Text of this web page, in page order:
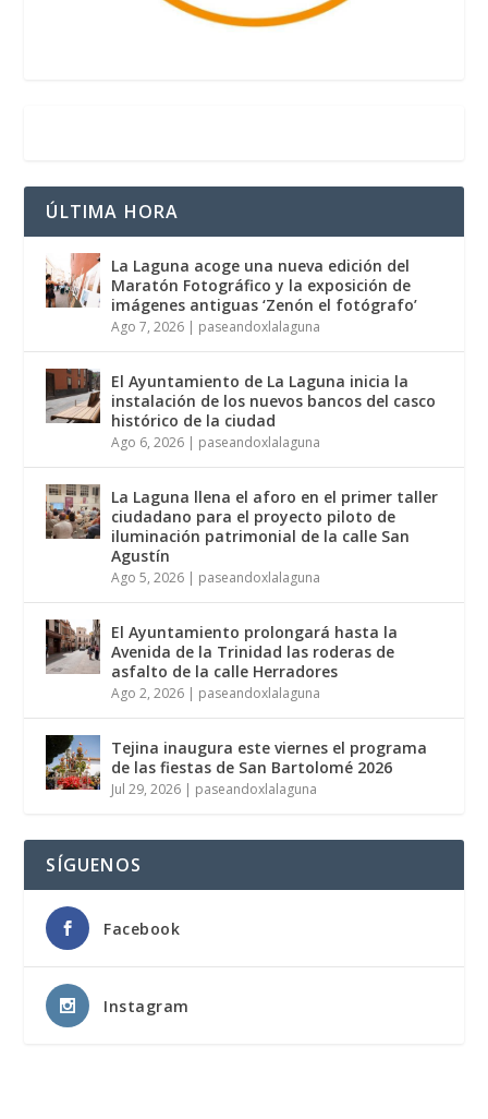
ÚLTIMA HORA
La Laguna acoge una nueva edición del
Maratón Fotográfico y la exposición de
imágenes antiguas ‘Zenón el fotógrafo’
Ago 7, 2026 | paseandoxlalaguna
El Ayuntamiento de La Laguna inicia la
instalación de los nuevos bancos del casco
histórico de la ciudad
Ago 6, 2026 | paseandoxlalaguna
La Laguna llena el aforo en el primer taller
ciudadano para el proyecto piloto de
iluminación patrimonial de la calle San
Agustín
Ago 5, 2026 | paseandoxlalaguna
El Ayuntamiento prolongará hasta la
Avenida de la Trinidad las roderas de
asfalto de la calle Herradores
Ago 2, 2026 | paseandoxlalaguna
Tejina inaugura este viernes el programa
de las fiestas de San Bartolomé 2026
Jul 29, 2026 | paseandoxlalaguna
SÍGUENOS
Facebook
Instagram